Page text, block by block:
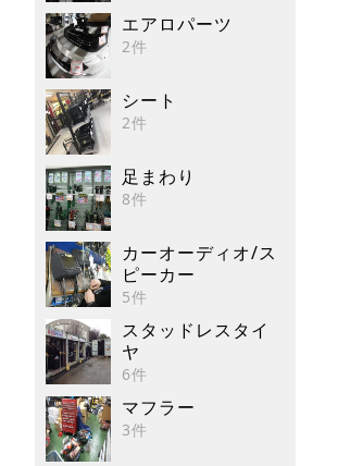
エアロパーツ
2件
シート
2件
足まわり
8件
カーオーディオ/ス
ピーカー
5件
スタッドレスタイ
ヤ
6件
マフラー
3件